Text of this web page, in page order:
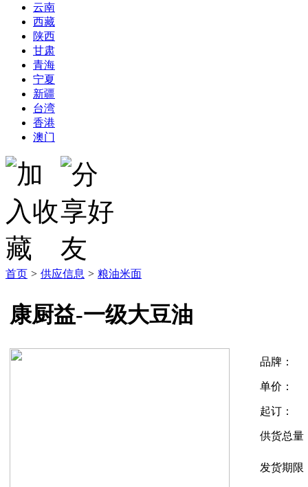
云南
西藏
陕西
甘肃
青海
宁夏
新疆
台湾
香港
澳门
首页 > 供应信息 > 粮油米面
康厨益-一级大豆油
品牌：
单价：
起订：
供货总量
发货期限